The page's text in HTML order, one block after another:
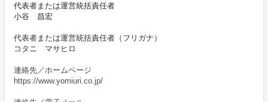
代表者または運営統括責任者
小谷 昌宏
代表者または運営統括責任者（フリガナ）
コタニ マサヒロ
連絡先／ホームページ
https://www.yomiuri.co.jp/